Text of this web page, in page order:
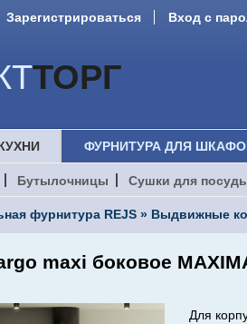
Зарегистрироваться Вход с
ТОРГ
ФУРНИТУРА ДЛЯ
Бутылочницы Сушки для
фурнитура REJS » Выдвижные
maxi боковое
Для